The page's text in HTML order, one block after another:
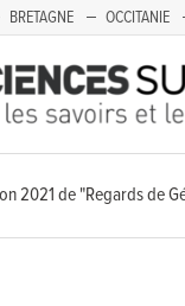
BRETAGNE
OCCITANIE
2021 de "Regards de